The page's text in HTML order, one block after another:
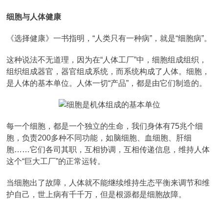
细胞与人体健康
《选择健康》一书指明，“人类只有一种病”，就是“细胞病”。
这种说法不无道理，因为在“人体工厂”中，细胞组成组织，
组织组成器官，器官组成系统，而系统构成了人体。细胞，
是人体的基本单位。人体一切“产品”，都是由它们制造的。
每一个细胞，都是一个独立的生命，我们身体有75兆个细
胞，负责200多种不同功能，如脑细胞、血细胞、肝细
胞……它们各司其职，互相协调，互相传递信息，维持人体
这个“巨大工厂”的正常运转。
当细胞出了故障，人体就不能继续维持生态平衡来调节和维
护自己，世上病有千千万，但是根源都是细胞故障。